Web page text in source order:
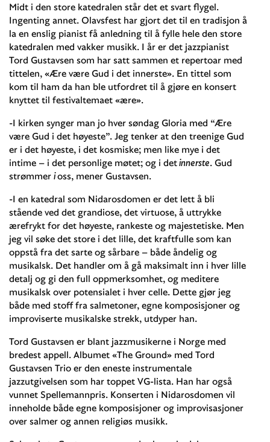
Midt i den store katedralen står det et svart flygel.
Ingenting annet. Olavsfest har gjort det til en tradisjon å
la en enslig pianist få anledning til å fylle hele den store
katedralen med vakker musikk. I år er det jazzpianist
Tord Gustavsen som har satt sammen et repertoar med
tittelen, «Ære være Gud i det innerste». En tittel som
kom til ham da han ble utfordret til å gjøre en konsert
knyttet til festivaltemaet «ære».
-I kirken synger man jo hver søndag Gloria med “Ære
være Gud i det høyeste”. Jeg tenker at den treenige Gud
er i det høyeste, i det kosmiske; men like mye i det
intime – i det personlige møtet; og i detinnerste. Gud
strømmer ioss, mener Gustavsen.
-I en katedral som Nidarosdomen er det lett å bli
stående ved det grandiose, det virtuose, å uttrykke
ærefrykt for det høyeste, rankeste og majestetiske. Men
jeg vil søke det store i det lille, det kraftfulle som kan
oppstå fra det sarte og sårbare – både åndelig og
musikalsk. Det handler om å gå maksimalt inn i hver lille
detalj og gi den full oppmerksomhet, og meditere
musikalsk over potensialet i hver celle. Dette gjør jeg
både med stoff fra salmetoner, egne komposisjoner og
improviserte musikalske strekk, utdyper han.
Tord Gustavsen er blant jazzmusikerne i Norge med
bredest appell. Albumet «The Ground» med Tord
Gustavsen Trio er den eneste instrumentale
jazzutgivelsen som har toppet VG-lista. Han har også
vunnet Spellemannpris. Konserten i Nidarosdomen vil
inneholde både egne komposisjoner og improvisasjoner
over salmer og annen religiøs musikk.